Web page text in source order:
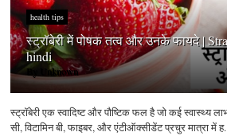
health tips
स्ट्रॉबेरी में पोषक तत्व और उनके फायदे |
hindi
By Unknown
स्ट्रॉबेरी एक स्वादिष्ट और पौष्टिक फल है जो कई स्वास्थ्य
सी, विटामिन बी, फाइबर, और एंटीऑक्सीडेंट प्रचुर मात्रा में